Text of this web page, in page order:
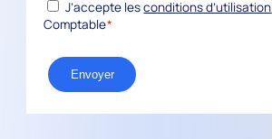
J’accepte lesconditions d’utilisation
Comptable*
Envoyer